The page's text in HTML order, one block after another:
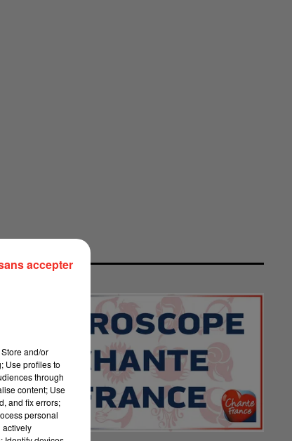
and/or
Use profiles to
through
content; Use
and fix errors;
personal
actively
accepter